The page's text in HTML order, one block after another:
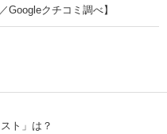
Googleクチコミ調べ】
ト」は？